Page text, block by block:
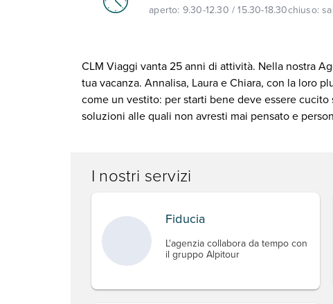
aperto: 9.30-12.30 / 15.30-18.30chiuso:
CLM Viaggi vanta 25 anni di attività. Nella nostra
tua vacanza. Annalisa, Laura e Chiara, con la loro
come un vestito: per starti bene deve essere
soluzioni alle quali non avresti mai pensato e
I nostri servizi
Fiducia
L'agenzia collabora da tempo con
il gruppo Alpitour